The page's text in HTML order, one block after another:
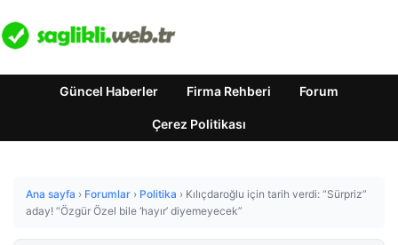
Güncel Haberler Firma Rehberi Forum
Çerez Politikası
Ana sayfa › Forumlar › Politika › Kılıçdaroğlu için tarih verdi: “Sürpriz”
aday! “Özgür Özel bile ‘hayır’ diyemeyecek”